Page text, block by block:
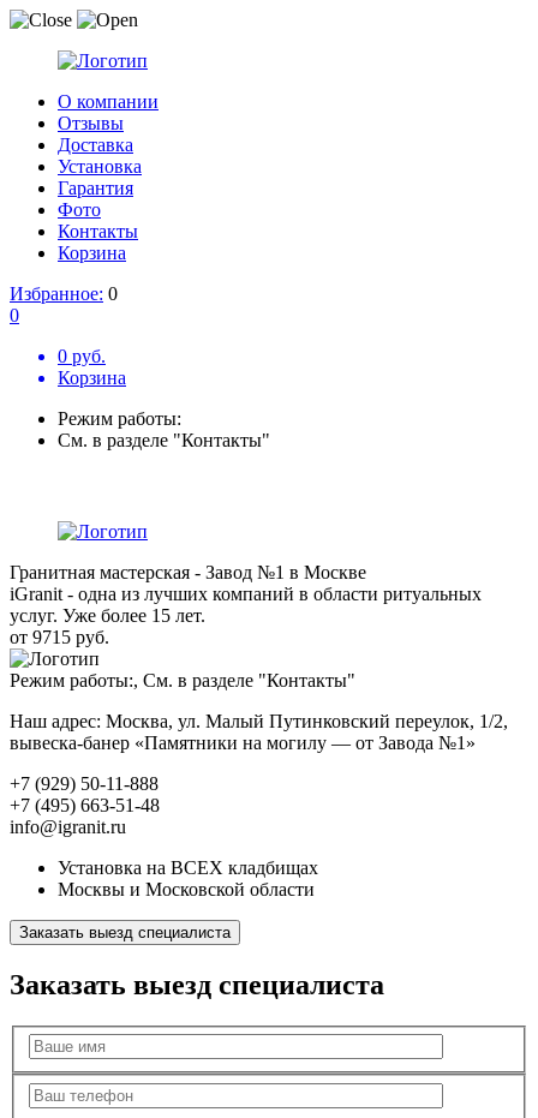
О компании
Отзывы
Доставка
Установка
Гарантия
Фото
Контакты
Корзина
Избранное: 0
0
0 руб.
Корзина
Режим работы:
См. в разделе "Контакты"
Гранитная мастерская - Завод №1 в Москве
iGranit - одна из лучших компаний в области ритуальных
услуг. Уже более 15 лет.
от 9715 руб.
Режим работы:, См. в разделе "Контакты"
Наш адрес: Москва, ул. Малый Путинковский переулок, 1/2,
вывеска-банер «Памятники на могилу — от Завода №1»
+7 (929) 50-11-888
+7 (495) 663-51-48
info@igranit.ru
Установка на ВСЕХ кладбищах
Москвы и Московской области
Заказать выезд специалиста
Заказать выезд специалиста